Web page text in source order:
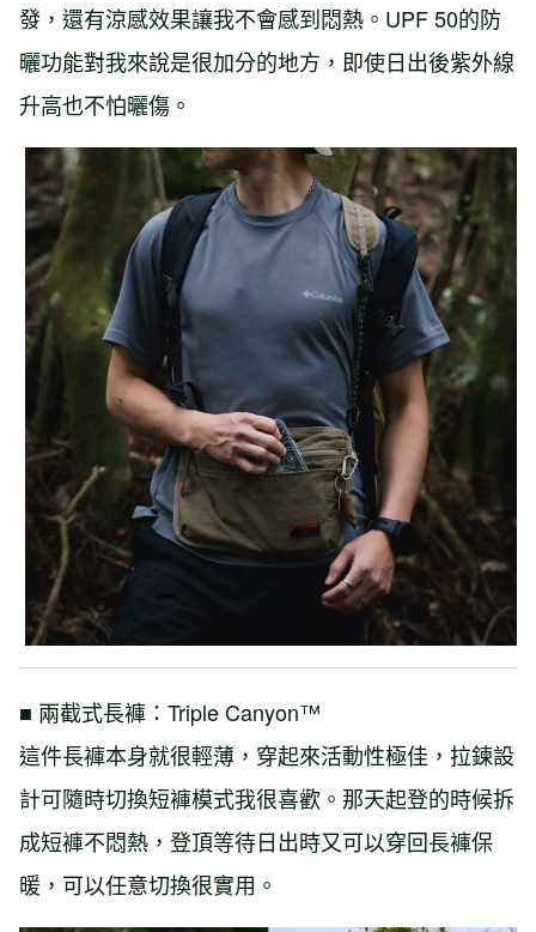
發，還有涼感效果讓我不會感到悶熱。UPF 50的防
曬功能對我來說是很加分的地方，即使日出後紫外線
升高也不怕曬傷。
■ 兩截式長褲：Triple Canyon™
這件長褲本身就很輕薄，穿起來活動性極佳，拉鍊設
計可隨時切換短褲模式我很喜歡。那天起登的時候拆
成短褲不悶熱，登頂等待日出時又可以穿回長褲保
暖，可以任意切換很實用。